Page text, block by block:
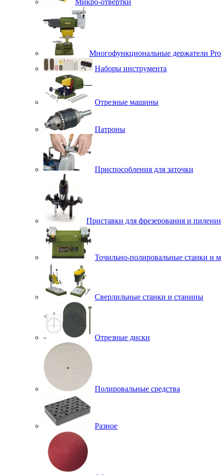
Микро-отвертки
Многофункциональные держатели
Наборы инструмента
Отрезные машины
Патроны
Приспособления для заточки
Приставки для фрезерования и
Точильно-полировальные станки и
Сверлильные станки и станины
Отрезные диски
Полировальные средства
Разное